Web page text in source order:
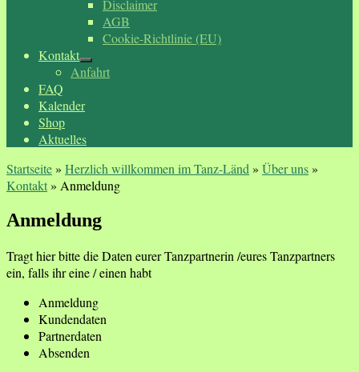
Disclaimer
AGB
Cookie-Richtlinie (EU)
Kontakt
Anfahrt
FAQ
Kalender
Shop
Aktuelles
Startseite» Herzlich willkommen im Tanz-Länd » Über uns»
Kontakt» Anmeldung
Anmeldung
Tragt hier bitte die Daten eurer Tanzpartnerin /eures Tanzpartners
ein, falls ihr eine / einen habt
Anmeldung
Kundendaten
Partnerdaten
Absenden